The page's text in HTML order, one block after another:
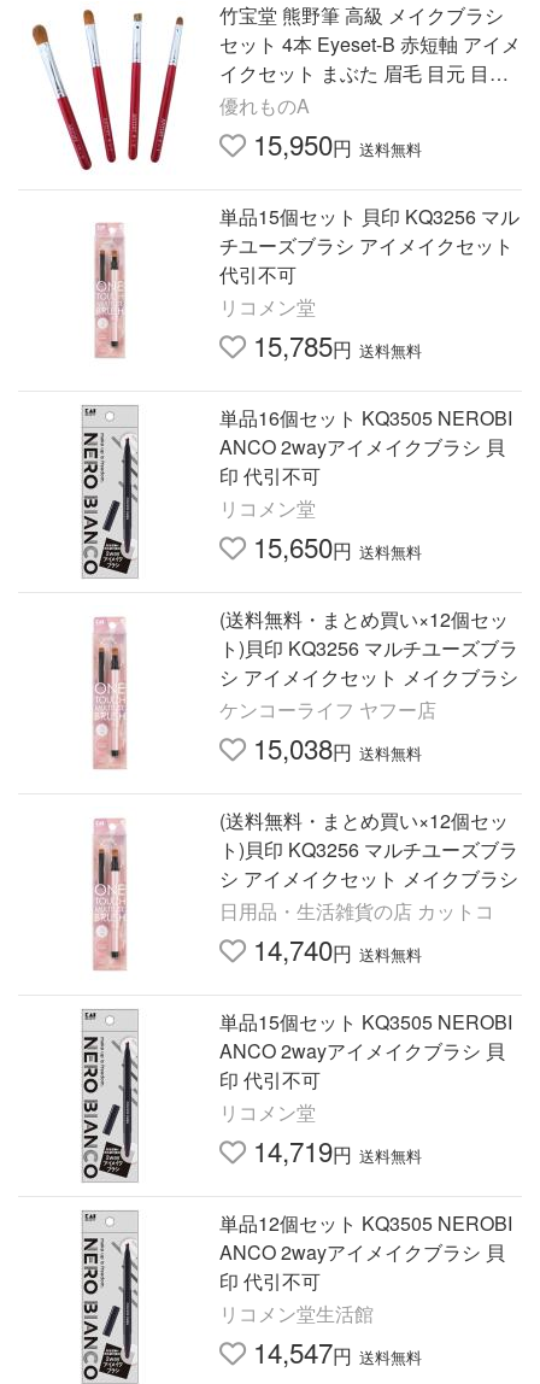
竹宝堂 熊野筆 高級 メイクブラシ
セット 4本 Eyeset-B 赤短軸 アイメ
イクセット まぶた 眉毛 目元 目尻
化粧筆 CHIKUHODO KUMANOFU
DE
優れものA
15,950円 送料無料
単品15個セット 貝印 KQ3256 マル
チユーズブラシ アイメイクセット
代引不可
リコメン堂
15,785円 送料無料
単品16個セット KQ3505 NEROBI
ANCO 2wayアイメイクブラシ 貝
印 代引不可
リコメン堂
15,650円 送料無料
(送料無料・まとめ買い×12個セッ
ト)貝印 KQ3256 マルチユーズブラ
シ アイメイクセット メイクブラシ
ケンコーライフ ヤフー店
15,038円 送料無料
(送料無料・まとめ買い×12個セッ
ト)貝印 KQ3256 マルチユーズブラ
シ アイメイクセット メイクブラシ
日用品・生活雑貨の店 カットコ
14,740円 送料無料
単品15個セット KQ3505 NEROBI
ANCO 2wayアイメイクブラシ 貝
印 代引不可
リコメン堂
14,719円 送料無料
単品12個セット KQ3505 NEROBI
ANCO 2wayアイメイクブラシ 貝
印 代引不可
リコメン堂生活館
14,547円 送料無料